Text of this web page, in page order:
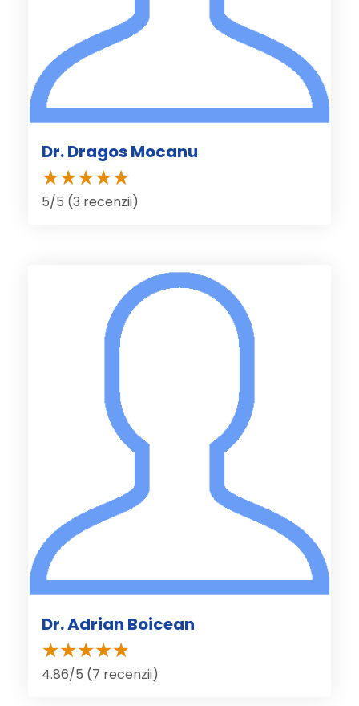
Dr. Dragos Mocanu
5/5 (3 recenzii)
Dr. Adrian Boicean
4.86/5 (7 recenzii)